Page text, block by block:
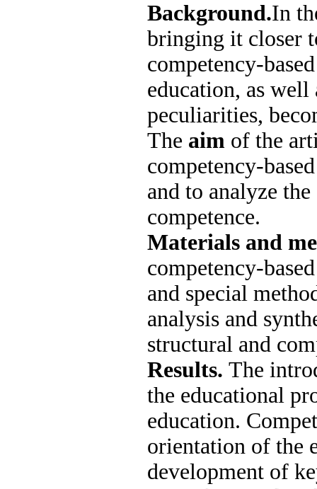
Background.In
bringing it closer
competency-
education, as
peculiarities,
The aim of the
competency-
and to analyze
competence.
Materials and
competency-
and special
analysis and
structural and
Results. The
the educational
education.
orientation of the
development of